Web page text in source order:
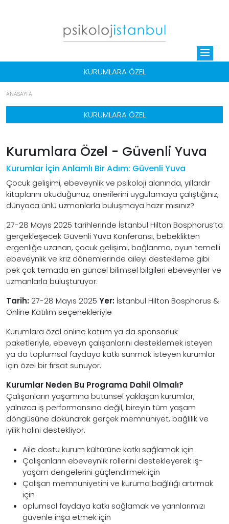
menu
KURUMLARA ÖZEL
ANASAYFA
KURUMLARA ÖZEL
Kurumlara Özel - Güvenli Yuva
Kurumlar İçin Anlamlı Bir Adım: Güvenli Yuva
Çocuk gelişimi, ebeveynlik ve psikoloji alanında, yıllardır
kitaplarını okuduğunuz, önerilerini uygulamaya çalıştığınız,
dünyaca ünlü uzmanlarla buluşmaya hazır mısınız?
27-28 Mayıs 2025 tarihlerinde İstanbul Hilton Bosphorus’ta
gerçekleşecek Güvenli Yuva Konferansı, bebeklikten
ergenliğe uzanan, çocuk gelişimi, bağlanma, oyun temelli
ebeveynlik ve kriz dönemlerinde aileyi destekleme gibi
pek çok temada en güncel bilimsel bilgileri ebeveynler ve
uzmanlarla buluşturuyor.
Tarih: 27-28 Mayıs 2025 Yer: İstanbul Hilton Bosphorus &
Online Katılım seçenekleriyle
Kurumlara özel online katılım ya da sponsorluk
paketleriyle, ebeveyn çalışanlarını desteklemek isteyen
ya da toplumsal faydaya katkı sunmak isteyen kurumlar
için özel bir fırsat sunuyor.
Kurumlar Neden Bu Programa Dahil Olmalı?
Çalışanların yaşamına bütünsel yaklaşan kurumlar,
yalnızca iş performansına değil, bireyin tüm yaşam
döngüsüne dokunarak gerçek memnuniyet, bağlılık ve
iyilik halini destekliyor.
Aile dostu kurum kültürüne katkı sağlamak için
Çalışanların ebeveynlik rollerini destekleyerek iş-
yaşam dengelerini güçlendirmek için
Çalışan memnuniyetini ve kuruma bağlılığı artırmak
için
oplumsal faydaya katkı sağlamak ve yarınlarımızı
güvenle inşa etmek için